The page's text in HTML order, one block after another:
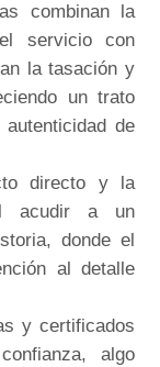
combinan la
servicio con
la tasación y
un trato
de
directo y la
acudir a un
donde el
al detalle
y certificados
algo